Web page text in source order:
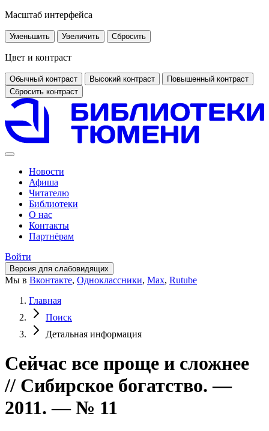
Масштаб интерфейса
Уменьшить Увеличить Сбросить
Цвет и контраст
Обычный контраст Высокий контраст
Повышенный контраст
Сбросить контраст
Новости
Афиша
Читателю
Библиотеки
О нас
Контакты
Партнёрам
Войти
Версия для слабовидящих
Мы в Вконтакте, Одноклассники, Max, Rutube
Главная
Поиск
Детальная информация
Сейчас все проще и сложнее
// Сибирское богатство. —
2011. — № 11